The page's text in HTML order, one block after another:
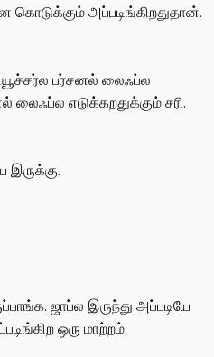
அப்படிங்கிறதுதான்.
பர்சனல் லைஃப்ல
லைஃப்ல எடுக்கறதுக்கும் சரி.
இருக்கு.
ஜாப்ல இருந்து அப்படியே
ஒரு மாற்றம்.